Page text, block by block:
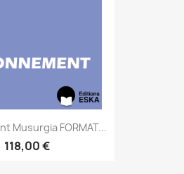
Musurgia FORMAT...
118,00 €